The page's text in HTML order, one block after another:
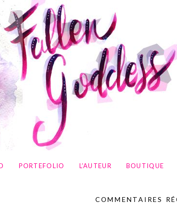
PORTEFOLIO L’AUTEUR BOUTIQUE
COMMENTAIRES